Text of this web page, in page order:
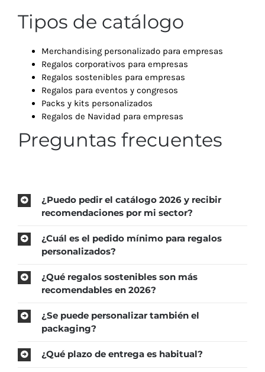
Tipos de catálogo
Merchandising personalizado para empresas
Regalos corporativos para empresas
Regalos sostenibles para empresas
Regalos para eventos y congresos
Packs y kits personalizados
Regalos de Navidad para empresas
Preguntas frecuentes
¿Puedo pedir el catálogo 2026 y recibir
recomendaciones por mi sector?
¿Cuál es el pedido mínimo para regalos
personalizados?
¿Qué regalos sostenibles son más
recomendables en 2026?
¿Se puede personalizar también el
packaging?
¿Qué plazo de entrega es habitual?